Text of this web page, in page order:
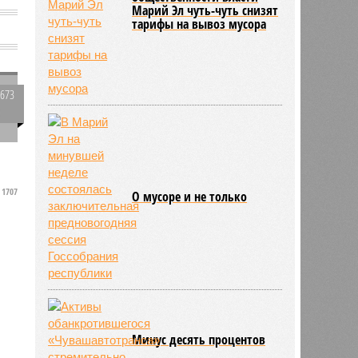
1707
Марий Эл чуть-чуть снизят
тарифы на вывоз мусора
О мусоре и не только
Минус десять процентов